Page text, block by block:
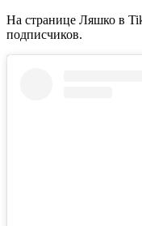
На странице Ляшко в
подписчиков.